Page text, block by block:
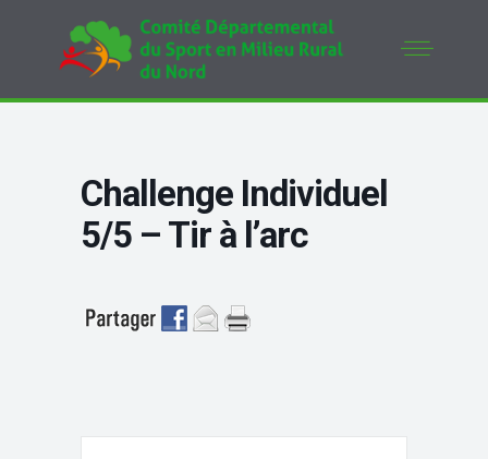
Challenge Individuel
5/5 – Tir à l’arc